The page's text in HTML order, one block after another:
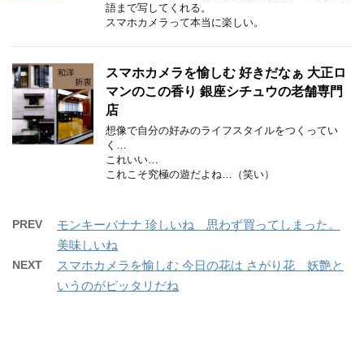
語まで写してくれる。
スマホカメラって本当に楽しい。
スマホカメラを愉しむ 好きだなぁ 大正ロ
マンのこの香り 銀座シチュウの老舗専門
店
想像で自分の好みのライフスタイルをつくってい
く…
これいい…
これこそ究極の遊だよね…（笑い）
PREV
モンキーバナナ 珍しいね 思わず買ってしまった。
美味しいね
NEXT
スマホカメラを愉しむ 今日の花は さがり花 妖艶と
いうのがピッタリだね